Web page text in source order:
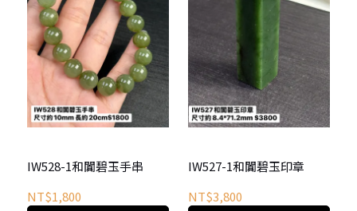
IW528-1和闐碧玉手串
NT$1,800
IW527-1和闐碧玉印章
NT$3,800